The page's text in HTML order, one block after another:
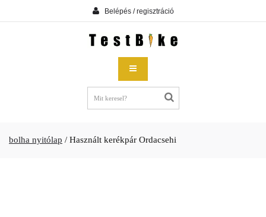
Belépés / regisztráció
bolha nyitólap / Használt kerékpár Ordacsehi